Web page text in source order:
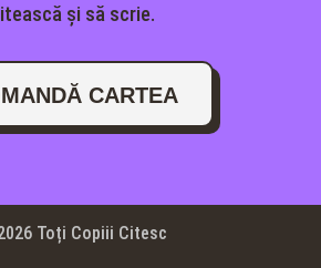
și să scrie.
CARTEA
Toți Copiii Citesc